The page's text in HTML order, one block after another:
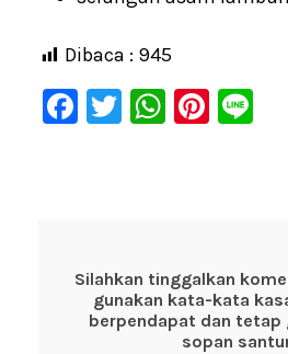
Dibaca : 945
F
o
o
T
W
p
p
Pi
Silahkan tinggalkan
gunakan kata-kata
berpendapat dan tetap
sopan